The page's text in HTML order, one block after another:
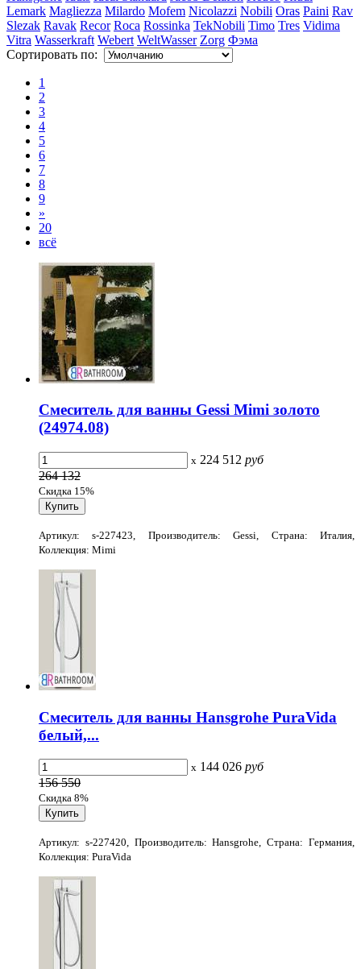
Lemark Magliezza Milardo Mofem Nicolazzi Nobili Oras Paini Rav
Slezak Ravak Recor Roca Rossinka TekNobili Timo Tres Vidima
Vitra Wasserkraft Webert WeltWasser Zorg Фэма
Сортировать по:
1
2
3
4
5
6
7
8
9
»
20
всё
Смеситель для ванны Gessi Mimi золото
(24974.08)
x 224 512 руб
264 132
Скидка 15%
Артикул: s-227423, Производитель: Gessi, Страна: Италия,
Коллекция: Mimi
Смеситель для ванны Hansgrohe PuraVida
белый,...
x 144 026 руб
156 550
Скидка 8%
Артикул: s-227420, Производитель: Hansgrohe, Страна: Германия,
Коллекция: PuraVida